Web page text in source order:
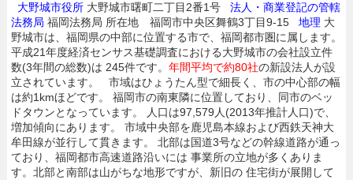
大野城市役所大野城市曙町二丁目2番1号 法人・商業登記の管轄
法務局 福岡法務局 所在地 福岡市中央区舞鶴3丁目9-15 地理 大
野城市は、福岡県の中部に位置する市で、福岡都市圏に属します。
平成21年度経済センサス基礎調査における大野城市の会社設立件
数(3年間の総数)は 245件です。 年間平均で約80社の新設法人が設
立されています。 市域はひょうたん型で細長く、市の中心部の幅
は約1kmほどです。 福岡市の南東隣に位置しており、同市のベッ
ドタウンとなっています。 人口は97,579人(2013年推計人口)で、
増加傾向にあります。 市域中央部を鹿児島本線および西鉄天神大
牟田線が並行して貫きます。 北部は国道3号などの幹線道路が通っ
ており、福岡都市高速道路沿いには 事業所の立地が多くありま
す。北部と南部は山がちな地形ですが、新旧の 住宅街が展開して